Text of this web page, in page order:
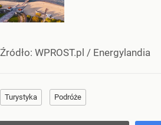
Źródło: WPROST.pl / Energylandia
Turystyka Podróże